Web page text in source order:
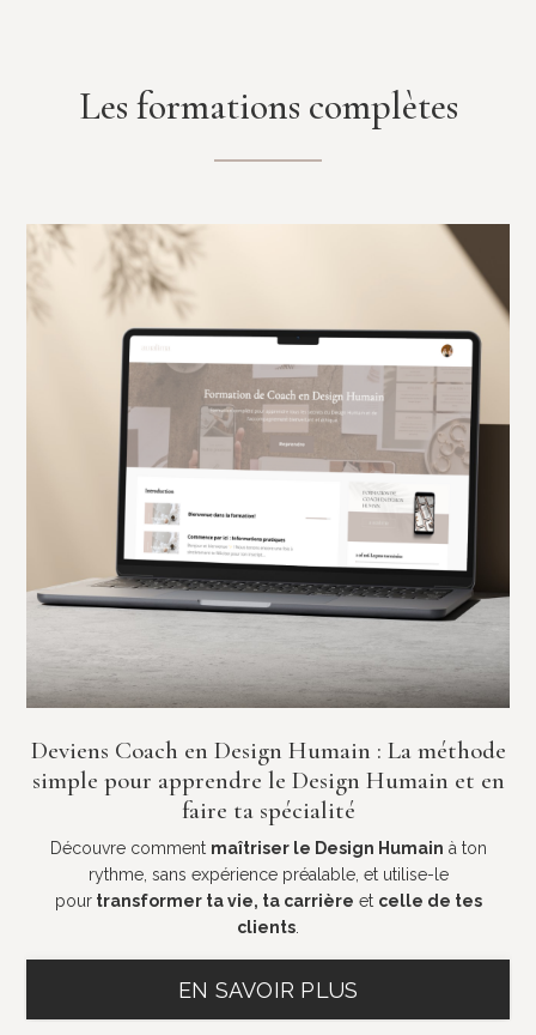
Les formations complètes
Deviens Coach en Design Humain : La méthode
simple pour apprendre le Design Humain et en
faire ta spécialité
Découvre comment maîtriser le Design Humain à ton
rythme, sans expérience préalable, et utilise-le
pour transformer ta vie, ta carrière et celle de tes
clients
EN SAVOIR PLUS